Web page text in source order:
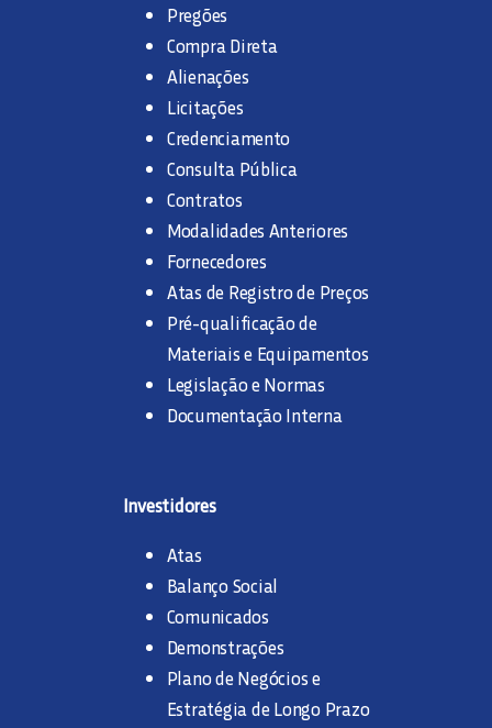
Pregões
Compra Direta
Alienações
Licitações
Credenciamento
Consulta Pública
Contratos
Modalidades Anteriores
Fornecedores
Atas de Registro de Preços
Pré-qualificação de
Materiais e Equipamentos
Legislação e Normas
Documentação Interna
Investidores
Atas
Balanço Social
Comunicados
Demonstrações
Plano de Negócios e
Estratégia de Longo Prazo